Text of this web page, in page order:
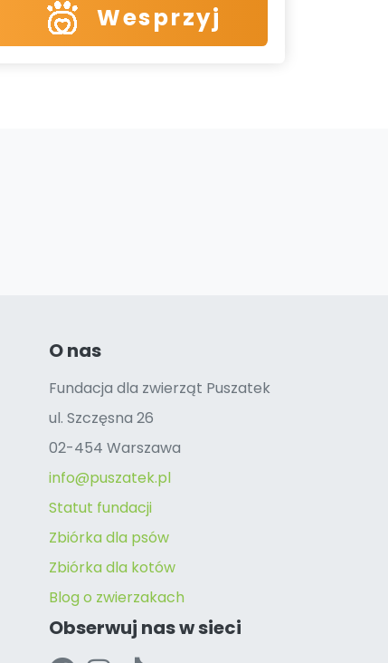
Wesprzyj
O nas
Fundacja dla zwierząt Puszatek
ul. Szczęsna 26
02-454 Warszawa
info@puszatek.pl
Statut fundacji
Zbiórka dla psów
Zbiórka dla kotów
Blog o zwierzakach
Obserwuj nas w sieci